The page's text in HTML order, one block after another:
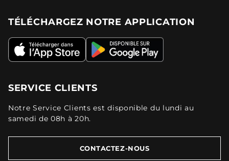
TÉLÉCHARGEZ NOTRE APPLICATION
SERVICE CLIENTS
Notre Service Clients est disponible du lundi au
samedi de 08h à 20h.
CONTACTEZ-NOUS